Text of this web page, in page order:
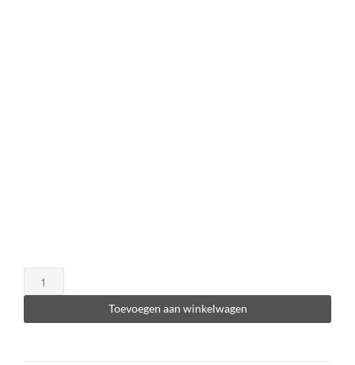
Plisségordijn
XL
Ketting
Toevoegen aan winkelwagen